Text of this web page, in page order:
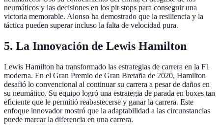
neumáticos y las decisiones en los pit stops para conseguir una
victoria memorable. Alonso ha demostrado que la resiliencia y la
táctica pueden superar incluso la falta de velocidad pura.
5. La Innovación de Lewis Hamilton
Lewis Hamilton ha transformado las estrategias de carrera en la F1
moderna. En el Gran Premio de Gran Bretaña de 2020, Hamilton
desafió lo convencional al continuar su carrera a pesar de daños en
su neumático. Su equipo logró una estrategia de parada en boxes tan
eficiente que le permitió reabastecerse y ganar la carrera. Este
enfoque innovador mostró que la adaptabilidad a las circunstancias
puede marcar la diferencia en una carrera.